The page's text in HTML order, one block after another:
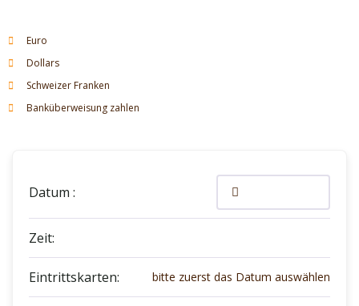
Euro
Dollars
Schweizer Franken
Banküberweisung zahlen
Datum :
Zeit:
Eintrittskarten: bitte zuerst das Datum auswählen